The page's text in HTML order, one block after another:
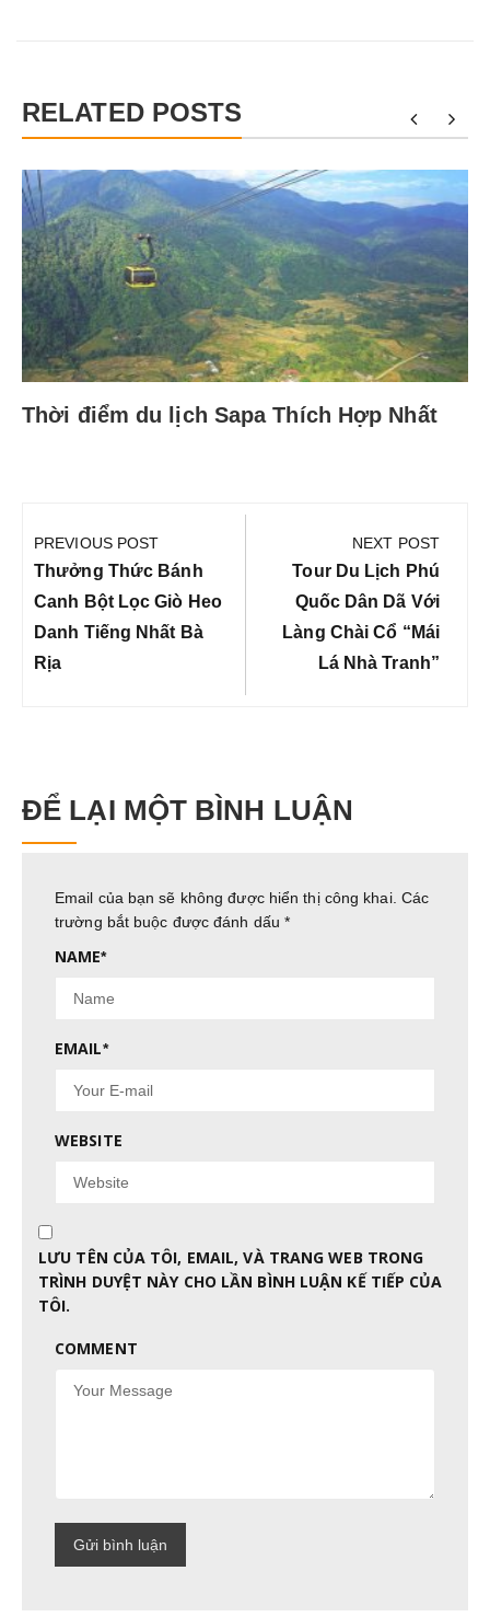
RELATED POSTS
Thời điểm du lịch Sapa Thích Hợp Nhất
hướng
bài
viết
PREVIOUS POST
Previous
Post:
Thưởng Thức Bánh
Canh Bột Lọc Giò Heo
Danh Tiếng Nhất Bà
Rịa
NEXT POST
Next
Post:
Tour Du Lịch Phú
Quốc Dân Dã Với
Làng Chài Cổ “mái
Lá Nhà Tranh”
ĐỂ LẠI MỘT BÌNH LUẬN
Email của bạn sẽ không được hiển thị công khai. Các
trường bắt buộc được đánh dấu*
NAME*
EMAIL*
WEBSITE
LƯU TÊN CỦA TÔI, EMAIL, VÀ TRANG WEB TRONG
TRÌNH DUYỆT NÀY CHO LẦN BÌNH LUẬN KẾ TIẾP CỦA
TÔI.
COMMENT